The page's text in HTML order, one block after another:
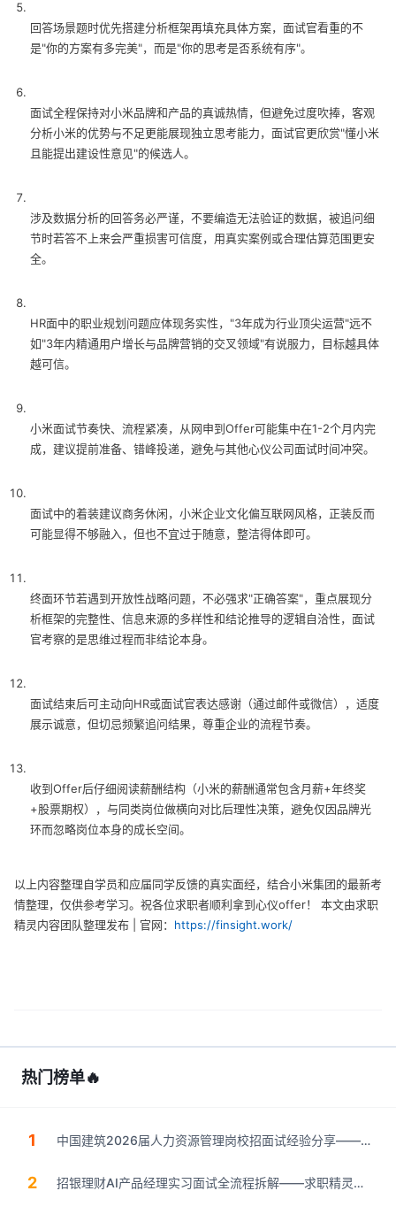
回答场景题时优先搭建分析框架再填充具体方案，面试官看重的不
是"你的方案有多完美"，而是"你的思考是否系统有序"。
面试全程保持对小米品牌和产品的真诚热情，但避免过度吹捧，客观
分析小米的优势与不足更能展现独立思考能力，面试官更欣赏"懂小米
且能提出建设性意见"的候选人。
涉及数据分析的回答务必严谨，不要编造无法验证的数据，被追问细
节时若答不上来会严重损害可信度，用真实案例或合理估算范围更安
全。
HR面中的职业规划问题应体现务实性，"3年成为行业顶尖运营"远不
如"3年内精通用户增长与品牌营销的交叉领域"有说服力，目标越具体
越可信。
小米面试节奏快、流程紧凑，从网申到Offer可能集中在1-2个月内完
成，建议提前准备、错峰投递，避免与其他心仪公司面试时间冲突。
面试中的着装建议商务休闲，小米企业文化偏互联网风格，正装反而
可能显得不够融入，但也不宜过于随意，整洁得体即可。
终面环节若遇到开放性战略问题，不必强求"正确答案"，重点展现分
析框架的完整性、信息来源的多样性和结论推导的逻辑自洽性，面试
官考察的是思维过程而非结论本身。
面试结束后可主动向HR或面试官表达感谢（通过邮件或微信），适度
展示诚意，但切忌频繁追问结果，尊重企业的流程节奏。
收到Offer后仔细阅读薪酬结构（小米的薪酬通常包含月薪+年终奖
+股票期权），与同类岗位做横向对比后理性决策，避免仅因品牌光
环而忽略岗位本身的成长空间。
以上内容整理自学员和应届同学反馈的真实面经，结合小米集团的最新考
情整理，仅供参考学习。祝各位求职者顺利拿到心仪offer！ 本文由求职
精灵内容团队整理发布 | 官网： https://finsight.work/
热门榜单🔥
1
中国建筑2026届人力资源管理岗校招面试经验分享——求
2
招银理财AI产品经理实习面试全流程拆解——求职精灵